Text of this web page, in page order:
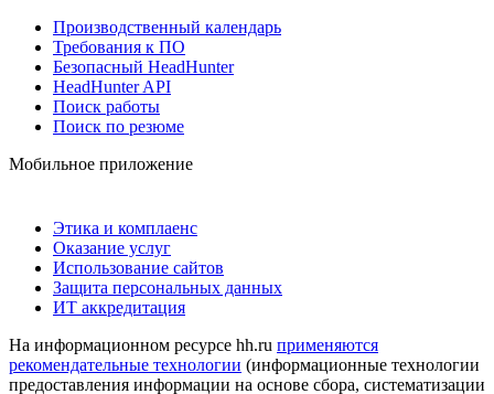
Производственный календарь
Требования к ПО
Безопасный HeadHunter
HeadHunter API
Поиск работы
Поиск по резюме
Мобильное приложение
Этика и комплаенс
Оказание услуг
Использование сайтов
Защита персональных данных
ИТ аккредитация
На информационном ресурсе hh.ru применяются
рекомендательные технологии (информационные технологии
предоставления информации на основе сбора, систематизации